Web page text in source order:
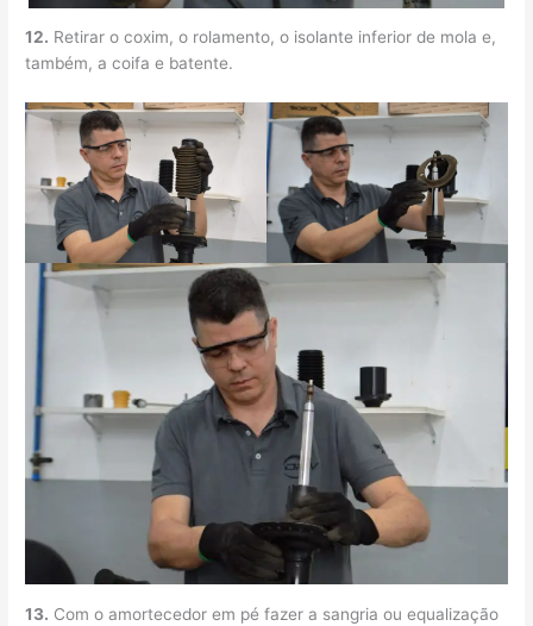
12. Retirar o coxim, o rolamento, o isolante inferior de mola e,
também, a coifa e batente.
13. Com o amortecedor em pé fazer a sangria ou equalização